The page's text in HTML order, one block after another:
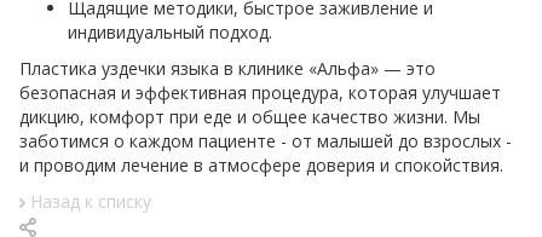
Щадящие методики, быстрое заживление и
индивидуальный подход.
Пластика уздечки языка в клинике «Альфа» — это
безопасная и эффективная процедура, которая улучшает
дикцию, комфорт при еде и общее качество жизни. Мы
заботимся о каждом пациенте - от малышей до взрослых -
и проводим лечение в атмосфере доверия и спокойствия.
Назад к списку